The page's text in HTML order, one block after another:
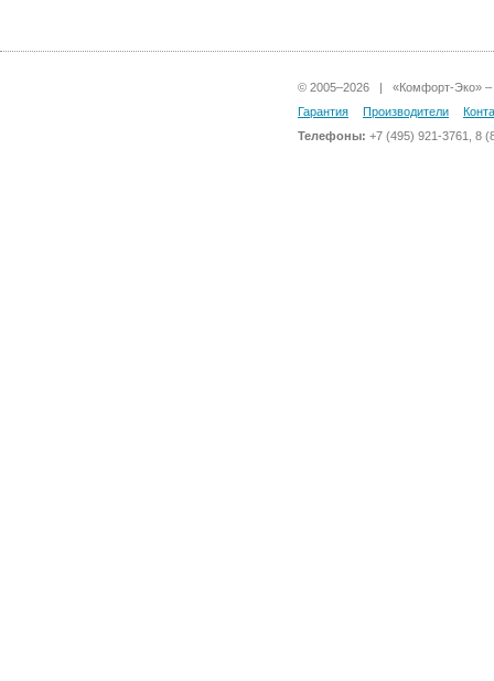
© 2005–2026 | «Комфорт-Эко» –
Гарантия
Производители
Телефоны: +7 (495) 921-3761, 8